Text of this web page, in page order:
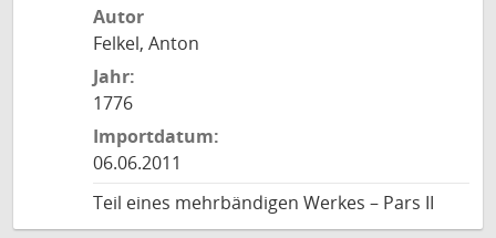
Autor
Felkel, Anton
Jahr:
1776
Importdatum:
06.06.2011
Teil eines mehrbändigen Werkes – Pars II